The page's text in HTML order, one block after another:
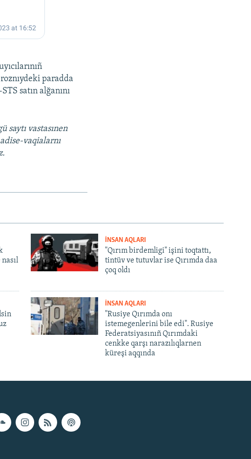
paradda
satın alğanını
saytı vastasınen
adise-vaqialarnı
İNSAN AQLARI
"Qırım birdemligi" işini toqtattı,
tintüv ve tutuvlar ise Qırımda daa
çoq oldı
İNSAN AQLARI
"Rusiye Qırımda onı
istemegenlerini bile edi". Rusiye
Federatsiyasınıñ Qırımdaki
cenkke qarşı narazılıqlarnen
küreşi aqqında